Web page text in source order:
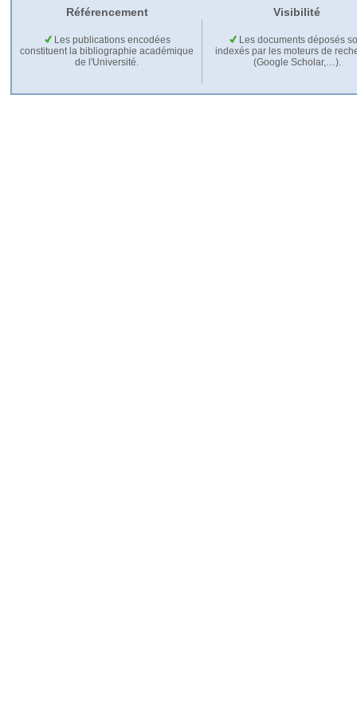
Référencement Visibilité
Les publications encodées
constituent la bibliographie académique
de l'Université.
Les documents déposés
indexés par les moteurs de
(Google Scholar,…).